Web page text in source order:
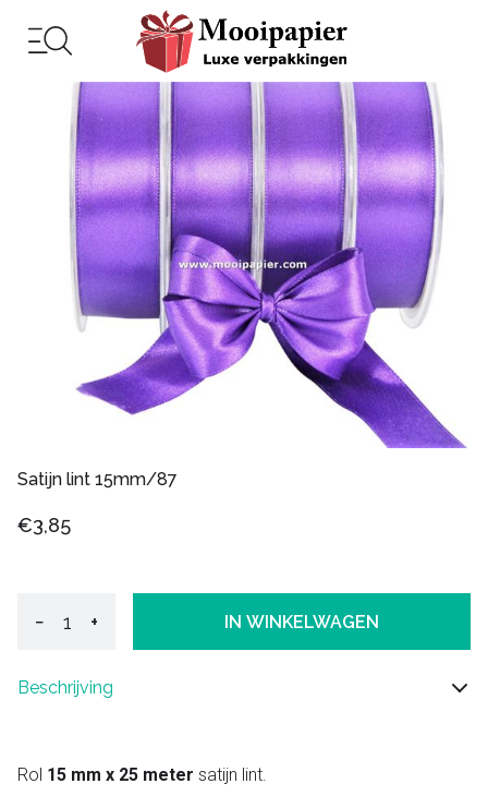
Satijn lint 15mm/87
€3,85
− + IN WINKELWAGEN
Beschrijving
Rol 15 mm x 25 meter satijn lint.